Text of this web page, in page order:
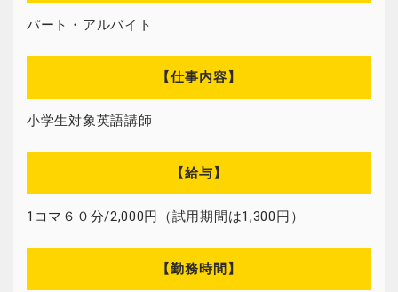
パート・アルバイト
【仕事内容】
小学生対象英語講師
【給与】
1コマ６０分/2,000円（試用期間は1,300円）
【勤務時間】